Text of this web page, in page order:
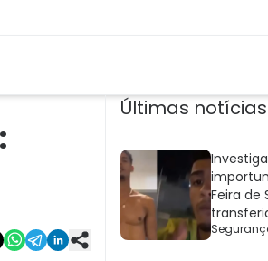
Últimas notícias
Feira de